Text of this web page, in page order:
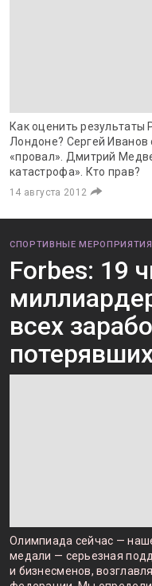
Как оценить результаты
Лондоне? Сергей Иванов
«провал». Дмитрий
катастрофа». Кто прав?
14 августа 2012
СПОРТИВНЫЕ МЕРОПРИЯТИЯ
Forbes: 19
всех
Олимпиада сейчас —
медали — серьезная
и бизнесменов,